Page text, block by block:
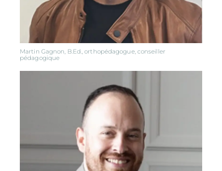
Martin Gagnon, B.Ed., orthopédagogue, conseiller
pédagogique